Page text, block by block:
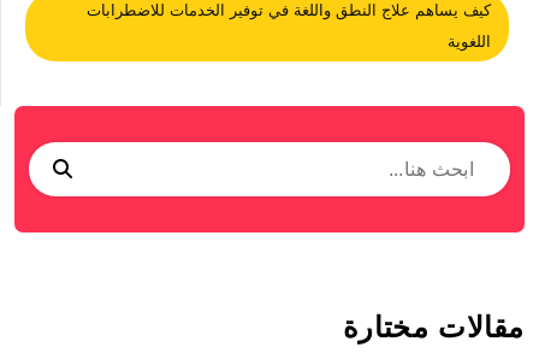
كيف يساهم علاج النطق واللغة في توفير الخدمات للاضطرابات
اللغوية
مقالات مختارة